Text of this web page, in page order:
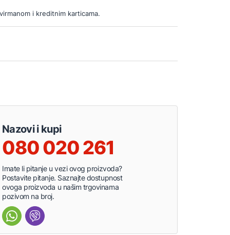
i kreditnim karticama.
Nazovi i kupi
080 020 261
Imate li pitanje u vezi ovog proizvoda?
Postavite pitanje. Saznajte dostupnost
ovoga proizvoda u našim trgovinama
pozivom na broj.